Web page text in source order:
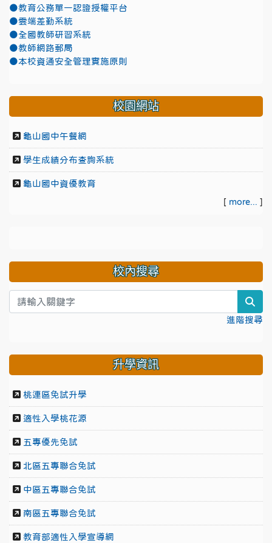
●教育公務單一認證授權平台
●雲端差勤系統
●全國教師研習系統
●教師網路郵局
●本校資通安全管理實施原則
校園網站
龜山國中午餐網
學生成績分布查詢系統
龜山國中資優教育
[ more... ]
校內搜尋
進階搜尋
升學資訊
桃連區免試升學
適性入學桃花源
五專優先免試
北區五專聯合免試
中區五專聯合免試
南區五專聯合免試
教育部適性入學宣導網